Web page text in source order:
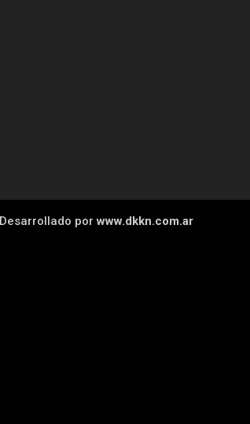
Desarrollado porwww.dkkn.com.ar